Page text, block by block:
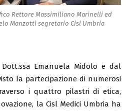
Rettore Massimiliano Marinelli ed
Manzotti segretario Cisl Umbria
Emanuela Midolo e dal
la partecipazione di numerosi
i quattro pilastri di etica,
la Cisl Medici Umbria ha